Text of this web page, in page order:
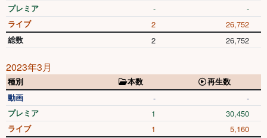
プレミア - -
ライブ 2 26,752
総数 2 26,752
2023年3月
種別 本数
再生数
動画
- -
プレミア 1 30,450
ライブ 1 5,160